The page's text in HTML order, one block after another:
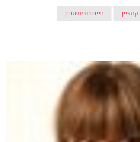
קמפיין
חיים רובינשטיין